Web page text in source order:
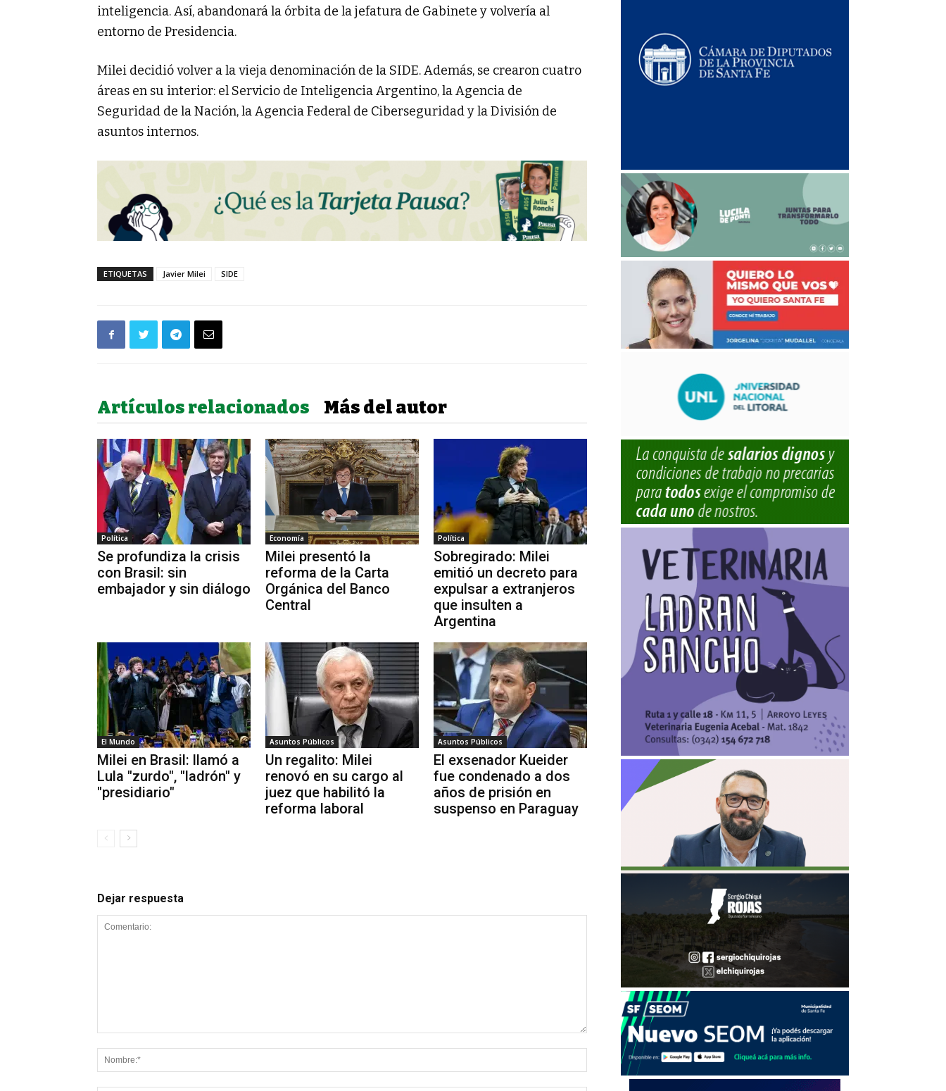
inteligencia. Así, abandonará la órbita de la jefatura de Gabinete y volvería al
entorno de Presidencia.
Milei decidió volver a la vieja denominación de la SIDE. Además, se crearon cuatro
áreas en su interior: el Servicio de Inteligencia Argentino, la Agencia de
Seguridad de la Nación, la Agencia Federal de Ciberseguridad y la División de
asuntos internos.
ETIQUETAS Javier Milei SIDE
Artículos relacionados Más del autor
Política
Se profundiza la crisis
con Brasil: sin
embajador y sin diálogo
Economía
Milei presentó la
reforma de la Carta
Orgánica del Banco
Central
Política
Sobregirado: Milei
emitió un decreto para
expulsar a extranjeros
que insulten a
Argentina
El Mundo
Milei en Brasil: llamó a
Lula "zurdo", "ladrón" y
"presidiario"
Asuntos Públicos
Un regalito: Milei
renovó en su cargo al
juez que habilitó la
reforma laboral
Asuntos Públicos
El exsenador Kueider
fue condenado a dos
años de prisión en
suspenso en Paraguay
Dejar respuesta